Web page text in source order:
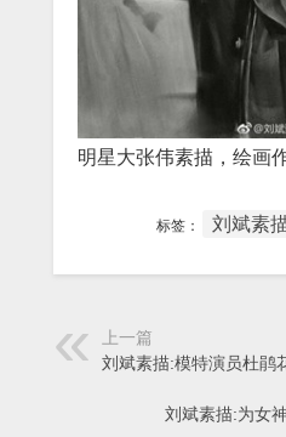
明星大张伟素描，绘画
标签： 刘斌素
上一篇
刘斌素描:模特演员杜鹃
刘斌素描:为女